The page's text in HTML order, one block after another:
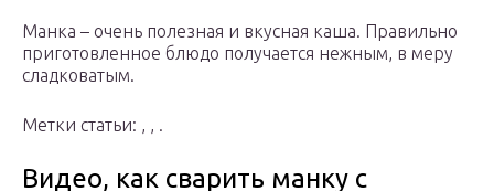
Манка – очень полезная и вкусная каша. Правильно
приготовленное блюдо получается нежным, в меру
сладковатым.
Метки статьи: , , .
Видео, как сварить манку с